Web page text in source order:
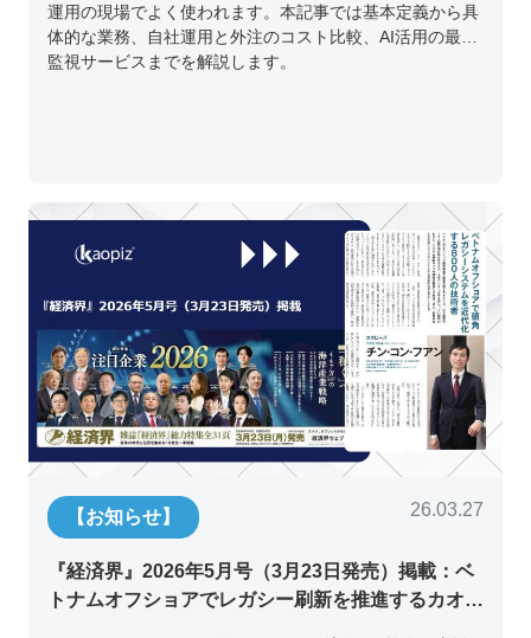
運用の現場でよく使われます。本記事では基本定義から具
体的な業務、自社運用と外注のコスト比較、AI活用の最新
監視サービスまでを解説します。
【お知らせ】 26.03.27
『経済界』2026年5月号（3月23日発売）掲載：ベ
トナムオフショアでレガシー刷新を推進するカオピ